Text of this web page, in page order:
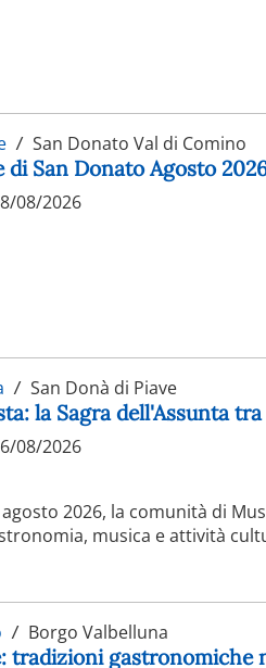
San Donato Val di Comino
di San Donato Agosto
08/2026
San Donà di Piave
la Sagra dell'Assunta
08/2026
2026, la comunità di
musica e attività
Borgo Valbelluna
tradizioni gastronomiche